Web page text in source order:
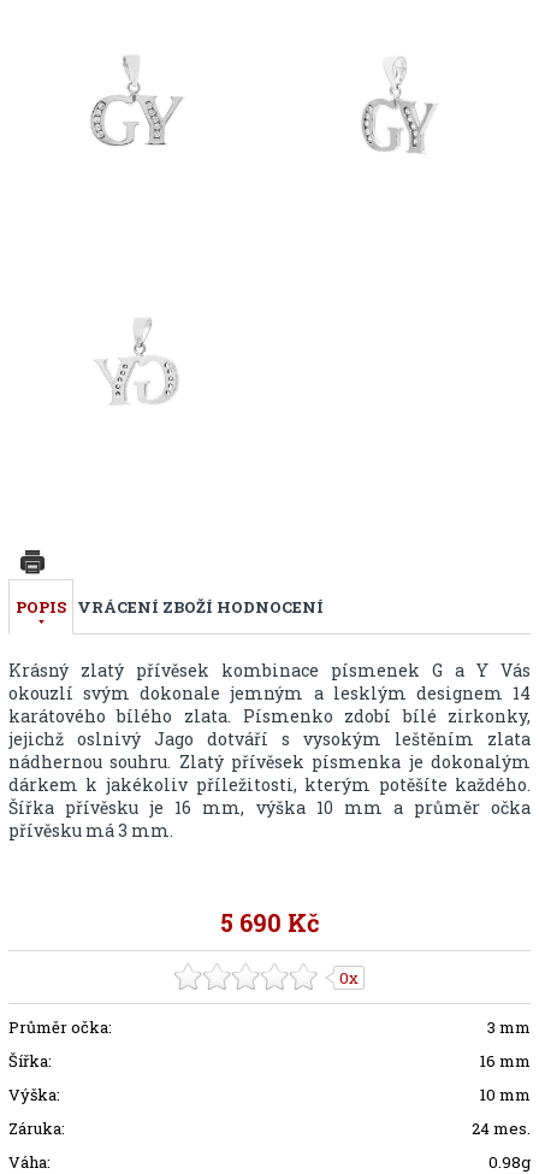
POPIS VRÁCENÍ ZBOŽÍ HODNOCENÍ
Krásný zlatý přívěsek kombinace písmenek G a Y Vás
okouzlí svým dokonale jemným a lesklým designem 14
karátového bílého zlata. Písmenko zdobí bílé zirkonky,
jejichž oslnivý Jago dotváří s vysokým leštěním zlata
nádhernou souhru. Zlatý přívěsek písmenka je dokonalým
dárkem k jakékoliv příležitosti, kterým potěšíte každého.
Šířka přívěsku je 16 mm, výška 10 mm a průměr očka
přívěsku má 3 mm.
5 690 Kč
0x
Průměr očka:
3 mm
Šířka:
16 mm
Výška:
10 mm
Záruka:
24 mes.
Váha:
0.98g